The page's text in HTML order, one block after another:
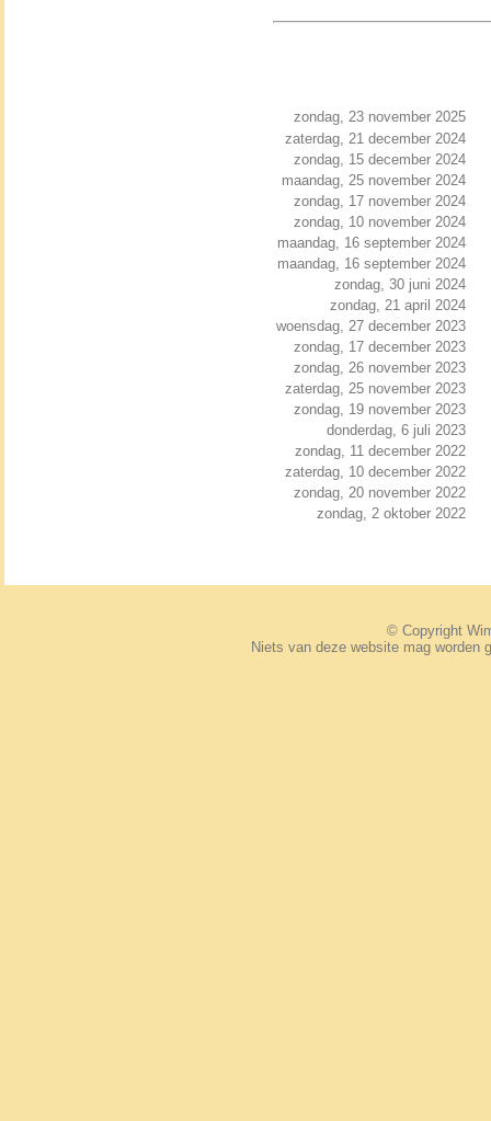
zondag, 23 november 2025
zaterdag, 21 december 2024
zondag, 15 december 2024
maandag, 25 november 2024
zondag, 17 november 2024
zondag, 10 november 2024
maandag, 16 september 2024
maandag, 16 september 2024
zondag, 30 juni 2024
zondag, 21 april 2024
woensdag, 27 december 2023
zondag, 17 december 2023
zondag, 26 november 2023
zaterdag, 25 november 2023
zondag, 19 november 2023
donderdag, 6 juli 2023
zondag, 11 december 2022
zaterdag, 10 december 2022
zondag, 20 november 2022
zondag, 2 oktober 2022
© Copyright
Niets van deze website mag worden